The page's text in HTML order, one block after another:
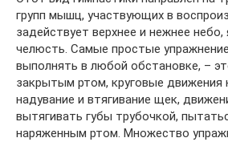
групп мышц, участвующих в
задействует верхнее и нежнее
челюсть. Самые простые
выполнять в любой обстановке, –
закрытым ртом, круговые
надувание и втягивание щек,
вытягивать губы трубочкой,
наряженным ртом. Множество